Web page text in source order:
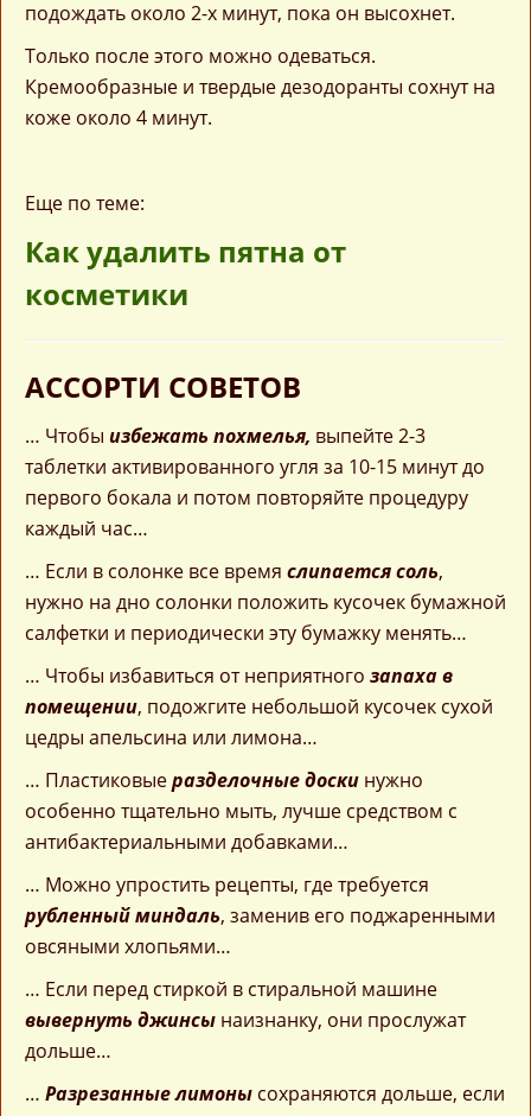
подождать около 2-х минут, пока он высохнет.
Только после этого можно одеваться.
Кремообразные и твердые дезодоранты сохнут на
коже около 4 минут.
Еще по теме:
Как удалить пятна от
косметики
АССОРТИ СОВЕТОВ
… Чтобы избежать похмелья, выпейте 2-3
таблетки активированного угля за 10-15 минут до
первого бокала и потом повторяйте процедуру
каждый час…
… Если в солонке все время слипается соль,
нужно на дно солонки положить кусочек бумажной
салфетки и периодически эту бумажку менять…
… Чтобы избавиться от неприятного запаха в
помещении, подожгите небольшой кусочек сухой
цедры апельсина или лимона…
… Пластиковыеразделочные доски нужно
особенно тщательно мыть, лучше средством с
антибактериальными добавками…
… Можно упростить рецепты, где требуется
рубленный миндаль, заменив его поджаренными
овсяными хлопьями…
… Если перед стиркой в стиральной машине
вывернуть джинсы наизнанку, они прослужат
дольше…
… Разрезанные лимоны сохраняются дольше, если